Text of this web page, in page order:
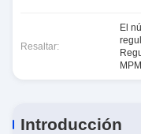
Resaltar:
El
Introducción